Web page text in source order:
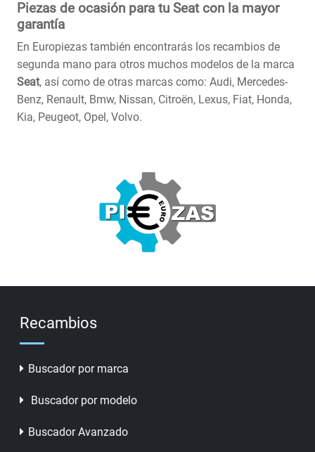
Piezas de ocasión para tu Seat con la mayor
garantía
En Europiezas también encontrarás los recambios de
segunda mano para otros muchos modelos de la marca
Seat, así como de otras marcas como: Audi, Mercedes-
Benz, Renault, Bmw, Nissan, Citroën, Lexus, Fiat, Honda,
Kia, Peugeot, Opel, Volvo.
Recambios
Buscador por marca
Buscador por modelo
Buscador Avanzado